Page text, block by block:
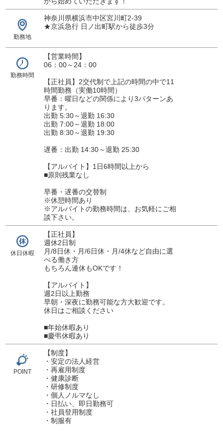
勤務地
神奈川県横浜市中区宮川町2-39
★京浜急行 日ノ出町駅から徒歩3分
勤務時間
【営業時間】
06：00～24：00
【正社員】2交代制で上記の時間の中で11
時間勤務（実働10時間）
早番：曜日などの関係により3パターンあ
ります。
出勤 5:30～退勤 16:30
出勤 7:00～退勤 18:00
出勤 8:30～退勤 19:30
遅番：出勤 14:30～退勤 25:30
【アルバイト】1日6時間以上から
■原則残業なし
早番・遅番の交替制
※休憩時間あり
※アルバイトの勤務時間は、お気軽にご相
談下さい。
休日休暇
【正社員】
週休2日制
月/8日休・月/6日休・月/4休など自由に選
べる働き方
もちろん連休もOKです！
【アルバイト】
週2日以上勤務
早朝・深夜に勤務可能な方大歓迎です。
休日はご相談ください
■年始休暇あり
■慶弔休暇あり
POINT
【制度】
・安定の法人経営
・再雇用制度
・健康診断
・研修制度
・個人ノルマなし
・日払い、即日勤務可
・社員登用制度
・制服有